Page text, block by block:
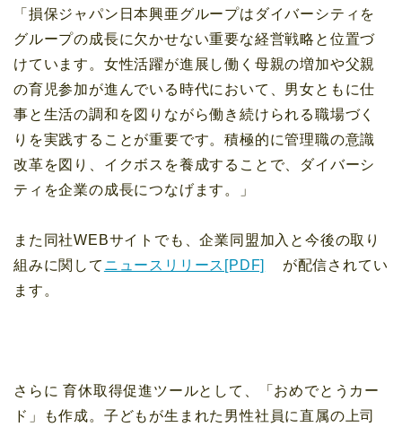
「損保ジャパン日本興亜グループはダイバーシティを
グループの成長に欠かせない重要な経営戦略と位置づ
けています。女性活躍が進展し働く母親の増加や父親
の育児参加が進んでいる時代において、男女ともに仕
事と生活の調和を図りながら働き続けられる職場づく
りを実践することが重要です。積極的に管理職の意識
改革を図り、イクボスを養成することで、ダイバーシ
ティを企業の成長につなげます。」
また同社WEBサイトでも、企業同盟加入と今後の取り
組みに関して ニュースリリース[PDF]
が配信されてい
ます。
さらに 育休取得促進ツールとして、「おめでとうカー
ド」も作成。子どもが生まれた男性社員に直属の上司